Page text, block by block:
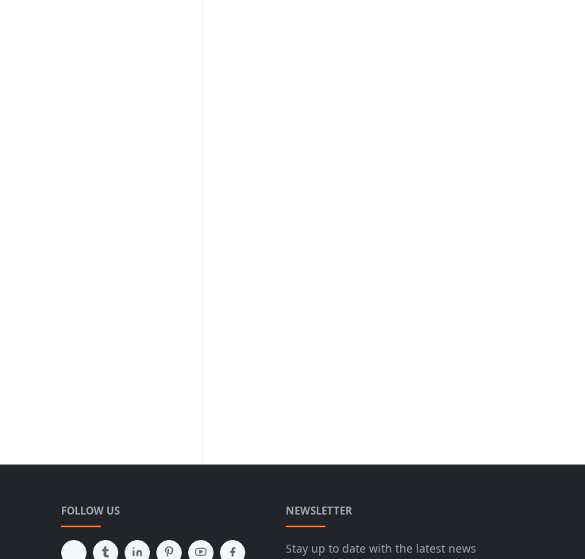
FOLLOW US NEWSLETTER
Stay up to date with the latest news